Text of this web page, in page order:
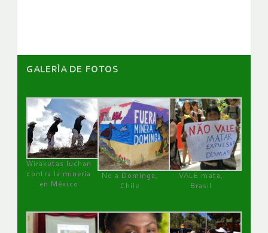
GALERÌA DE FOTOS
Wirakutas luchan
contra la minería
en México
No a Dominga,
Chile
VALE mata,
Brasil